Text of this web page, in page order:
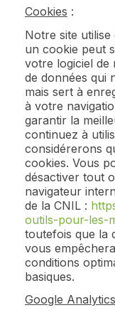
Cookies :
Notre site
un cookie peut
votre logiciel de
de données qui
mais sert à
à votre
garantir la
continuez à
considérerons
cookies. Vous
désactiver tout
navigateur
de la CNIL :
outils-pour-les-
toutefois que la
vous
conditions
basiques.
Google Analytics